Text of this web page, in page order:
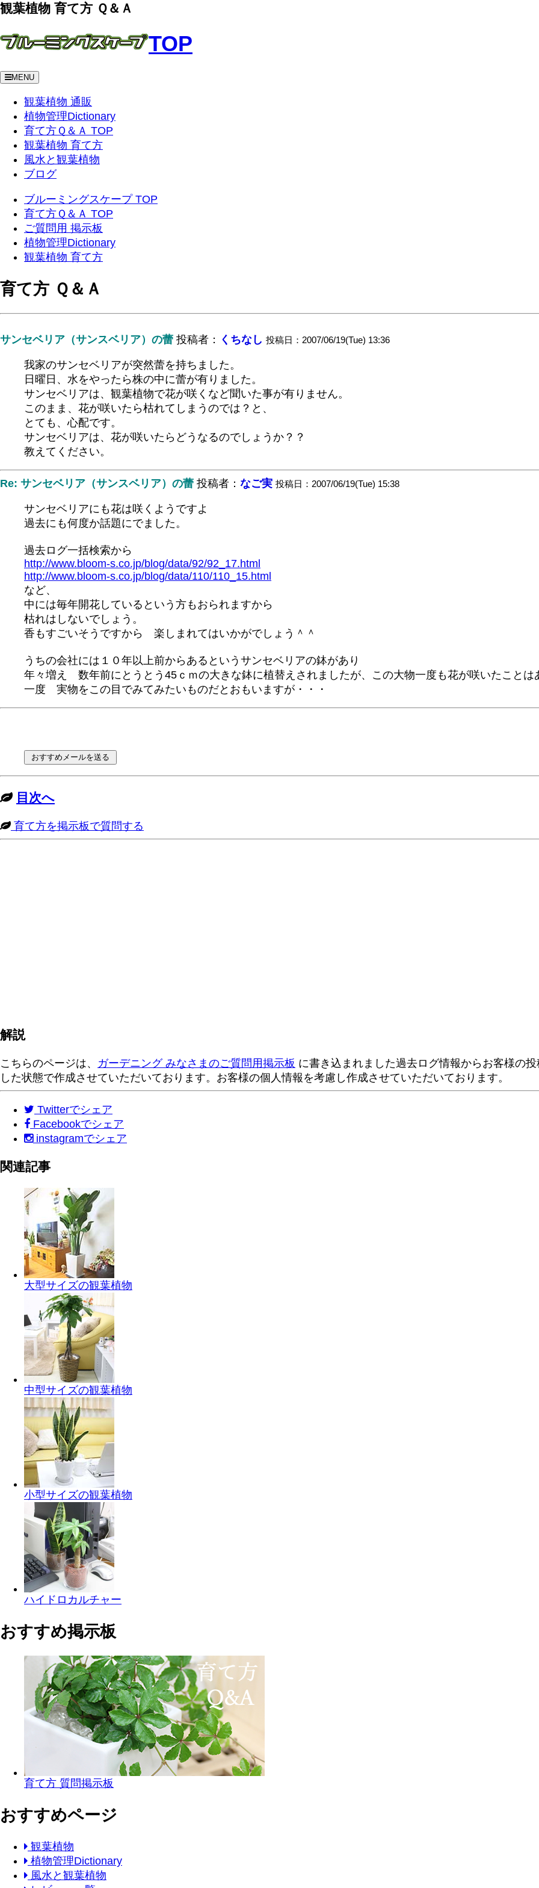
観葉植物 育て方 Ｑ＆Ａ
TOP
MENU
観葉植物 通販
植物管理Dictionary
育て方Ｑ＆Ａ TOP
観葉植物 育て方
風水と観葉植物
ブログ
ブルーミングスケープ TOP
育て方Ｑ＆Ａ TOP
ご質問用 掲示板
植物管理Dictionary
観葉植物 育て方
育て方 Ｑ＆Ａ
サンセベリア（サンスベリア）の蕾 投稿者： くちなし 投稿日：2007/06/19(Tue) 13:36
我家のサンセベリアが突然蕾を持ちました。
日曜日、水をやったら株の中に蕾が有りました。
サンセベリアは、観葉植物で花が咲くなど聞いた事が有りません。
このまま、花が咲いたら枯れてしまうのでは？と、
とても、心配です。
サンセベリアは、花が咲いたらどうなるのでしょうか？？
教えてください。
Re: サンセベリア（サンスベリア）の蕾 投稿者： なご実 投稿日：2007/06/19(Tue) 15:38
サンセベリアにも花は咲くようですよ
過去にも何度か話題にでました。
過去ログ一括検索から
http://www.bloom-s.co.jp/blog/data/92/92_17.html
http://www.bloom-s.co.jp/blog/data/110/110_15.html
など、
中には毎年開花しているという方もおられますから
枯れはしないでしょう。
香もすごいそうですから 楽しまれてはいかがでしょう＾＾
うちの会社には１０年以上前からあるというサンセベリアの鉢があり
年々増え 数年前にとうとう45ｃｍの大きな鉢に植替えされましたが、この大物一度も花が咲いたことは
一度 実物をこの目でみてみたいものだとおもいますが・・・
目次へ
育て方を掲示板で質問する
解説
こちらのページは、 ガーデニング みなさまのご質問用掲示板 に書き込まれました過去ログ情報からお客様の
した状態で作成させていただいております。お客様の個人情報を考慮し作成させていただいております。
Twitterでシェア
Facebookでシェア
instagramでシェア
関連記事
大型サイズの観葉植物
中型サイズの観葉植物
小型サイズの観葉植物
ハイドロカルチャー
おすすめ掲示板
育て方 質問掲示板
おすすめページ
観葉植物
植物管理Dictionary
風水と観葉植物